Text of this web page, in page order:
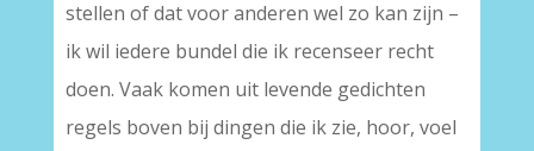
stellen of dat voor anderen wel zo kan zijn –
ik wil iedere bundel die ik recenseer recht
doen. Vaak komen uit levende gedichten
regels boven bij dingen die ik zie, hoor, voel